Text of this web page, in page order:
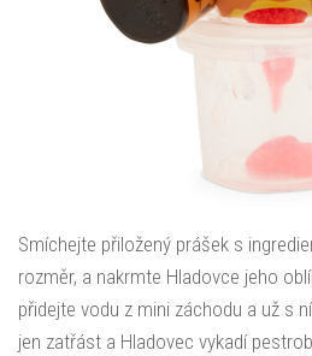
Smíchejte přiložený prášek s
rozměr, a nakrmte Hladovce jeho
přidejte vodu z mini záchodu a už s
jen zatřást a Hladovec vykadí